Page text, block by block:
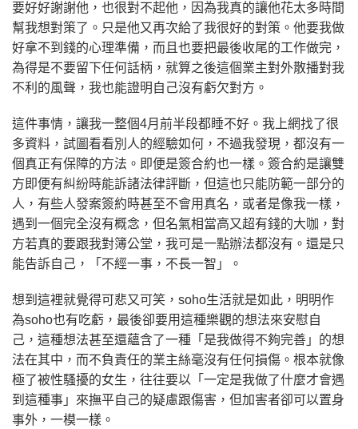
要好好謝謝他，也很對不起他，因為我真的讓他花太多時間
幫我想對策了。只是他又再次給了我很好的對策。他要我做
好拿不到錢的心理準備，而且也要把最後收尾的工作做完，
為得是不要留下任何話柄，就算之後這個業主對外散播對我
不利的風聲，我也能證明自己沒有虧欠對方。
這件事情，讓我一整個4月前半段都睡不好。我上網找了很
多資料，試圖看看別人的經驗如何，不過我發現，都沒有一
個真正有保障的方法。即便是簽合約也一樣。簽合約是讓雙
方即便有糾紛時能訴諸法律評斷，但這也只能防範一部分的
人，有些人發案簽約時甚至不會用真名，或者是像我一樣，
遇到一個完全沒有概念，但名氣相當高又超有錢的大咖，對
方若真的要跟我對簿公堂，我可是一點辦法都沒有。還是只
能告訴自己，「不經一事，不長一智」。
想到這裡就覺得可悲又可笑，soho生活就是如此，明明作
為soho也有吃虧，最後卻要用這種樂觀的想法來安慰自
己，這種想法甚至還蘊含了一種「是我做得不夠完善」的想
法在其中，而不負責任的業主絲毫沒有任何損傷。根本就像
極了被性騷擾的女生，往往要以「一定是我做了什麼才會遇
到這種事」來撫平自己的疑慮跟傷害，但加害者卻可以置身
事外，一模一樣。